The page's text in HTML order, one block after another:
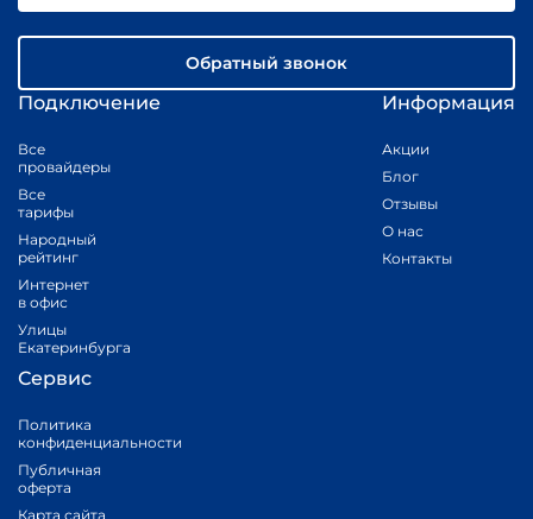
Подключение
Все
провайдеры
Все
тарифы
Народный
рейтинг
Интернет
в офис
Улицы
Екатеринбурга
Информация
Акции
Блог
Отзывы
О нас
Контакты
Сервис
Политика
конфиденциальности
Публичная
оферта
Карта сайта
Обратный звонок